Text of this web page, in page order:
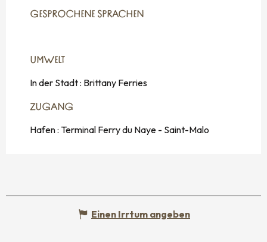
GESPROCHENE SPRACHEN
GESPROCHENE SPRACHEN
UMWELT
UMWELT
In der Stadt : Brittany Ferries
ZUGANG
ZUGANG
Hafen : Terminal Ferry du Naye - Saint-Malo
Einen Irrtum angeben